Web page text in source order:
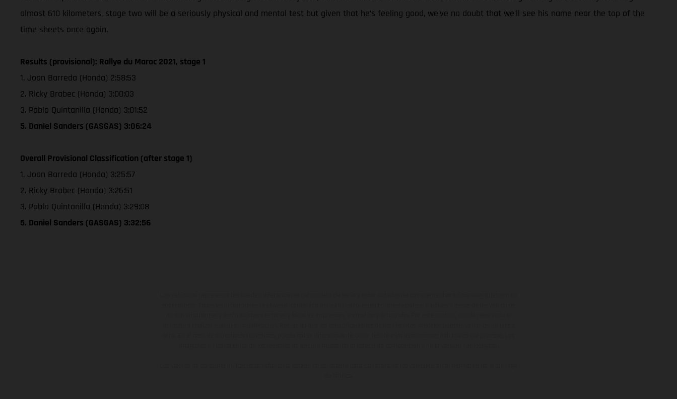
almost 610 kilometers, stage two will be a seriously physical and mental test but given that he’s feeling good, we’ve no doubt that we’ll see his name near the top of the
time sheets once again.
Results (provisional): Rallye du Maroc 2021, stage 1
1. Joan Barreda (Honda) 2:58:53
2. Ricky Brabec (Honda) 3:00:03
3. Pablo Quintanilla (Honda) 3:01:52
5. Daniel Sanders (GASGAS) 3:06:24
Overall Provisional Classification (after stage 1)
1. Joan Barreda (Honda) 3:25:57
2. Ricky Brabec (Honda) 3:26:51
3. Pablo Quintanilla (Honda) 3:29:08
5. Daniel Sanders (GASGAS) 3:32:56